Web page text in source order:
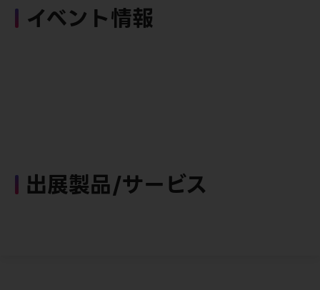
イベント情報
出展製品/サービス